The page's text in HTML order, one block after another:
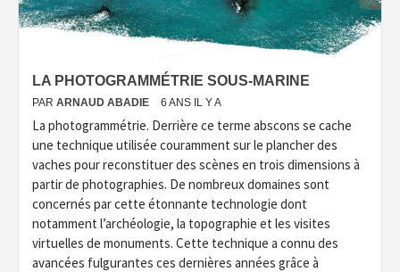
LA PHOTOGRAMMÉTRIE SOUS-MARINE
PAR ARNAUD ABADIE 6 ANS IL Y A
La photogrammétrie. Derrière ce terme abscons se cache
une technique utilisée couramment sur le plancher des
vaches pour reconstituer des scènes en trois dimensions à
partir de photographies. De nombreux domaines sont
concernés par cette étonnante technologie dont
notamment l’archéologie, la topographie et les visites
virtuelles de monuments. Cette technique a connu des
avancées fulgurantes ces dernières années grâce à